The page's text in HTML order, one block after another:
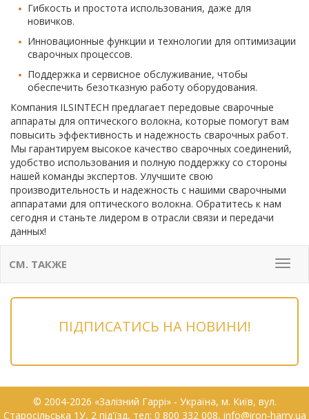
Гибкость и простота использования, даже для
новичков.
Инновационные функции и технологии для оптимизации
сварочных процессов.
Поддержка и сервисное обслуживание, чтобы
обеспечить безотказную работу оборудования.
Компания ILSINTECH предлагает передовые сварочные
аппараты для оптического волокна, которые помогут вам
повысить эффективность и надежность сварочных работ.
Мы гарантируем высокое качество сварочных соединений,
удобство использования и полную поддержку со стороны
нашей команды экспертов. Улучшите свою
производительность и надежность с нашими сварочными
аппаратами для оптического волокна. Обратитесь к нам
сегодня и станьте лидером в отрасли связи и передачи
данных!
Меню
СМ. ТАКЖЕ
ПІДПИСАТИСЬ НА НОВИНИ!
© 2004-2026 «Залізний Гаррі» - Українa, м. Київ, вул.
Старосільська 1У, 2 під'їзд, тел: 0 800 332 008, info@iron-harry.ua